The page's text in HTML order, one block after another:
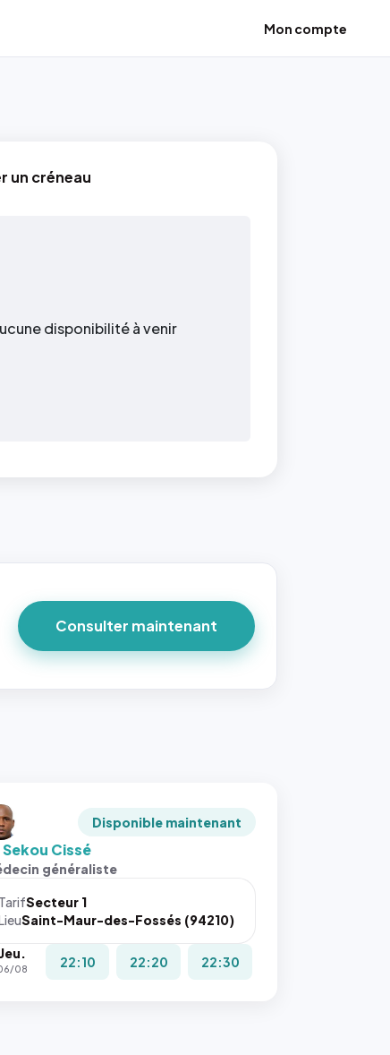
Mon compte
un créneau
disponibilité à venir
Consulter maintenant
Disponible maintenant
Sekou Cissé
généraliste
TarifSecteur 1
Saint-Maur-des-Fossés (94210)
Jeu.
08 22:10 22:20 22:30